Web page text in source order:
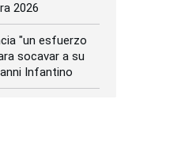
2026
"un esfuerzo
socavar a su
Infantino